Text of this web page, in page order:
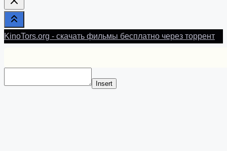
KinoTors.org - скачать фильмы бесплатно через торрент
Insert